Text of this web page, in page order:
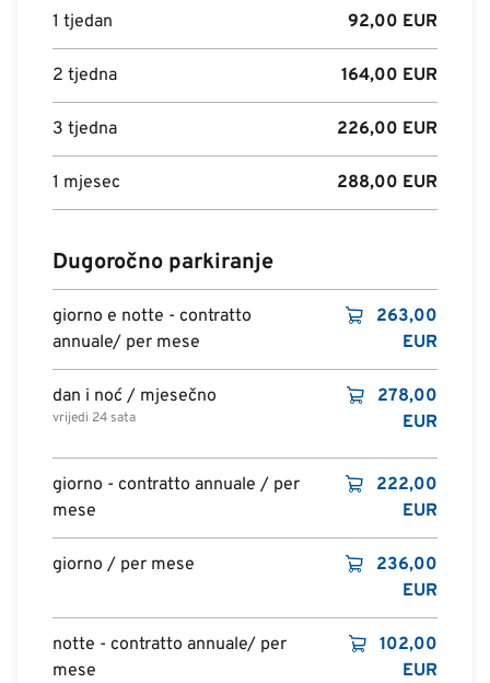
1 tjedan 92,00 EUR
2 tjedna 164,00 EUR
3 tjedna 226,00 EUR
1 mjesec 288,00 EUR
Dugoročno parkiranje
giorno e notte - contratto
annuale/ per mese
263,00
EUR
dan i noć / mjesečno
vrijedi 24 sata
278,00
EUR
giorno - contratto annuale / per
mese
222,00
EUR
giorno / per mese
236,00
EUR
notte - contratto annuale/ per
mese
102,00
EUR